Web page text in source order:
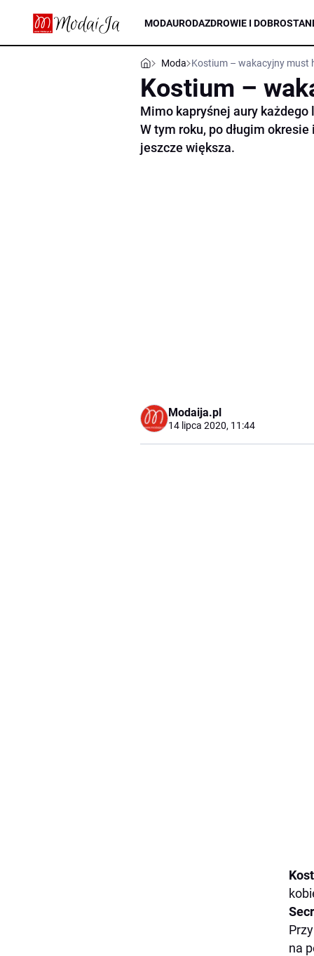
MODAURODAZDROWIE I DOBROSTAN
Moda Kostium – wakacyjny must
Kostium –
Mimo kapryśnej aury każdego
W tym roku, po długim
jeszcze większa.
Modaija.pl
14 lipca 2020, 11:44
na